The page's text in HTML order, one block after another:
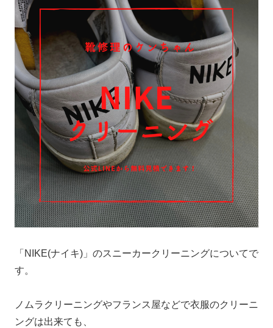
「NIKE(ナイキ)」のスニーカークリーニングについてで
す。
ノムラクリーニングやフランス屋などで衣服のクリーニ
ングは出来ても、